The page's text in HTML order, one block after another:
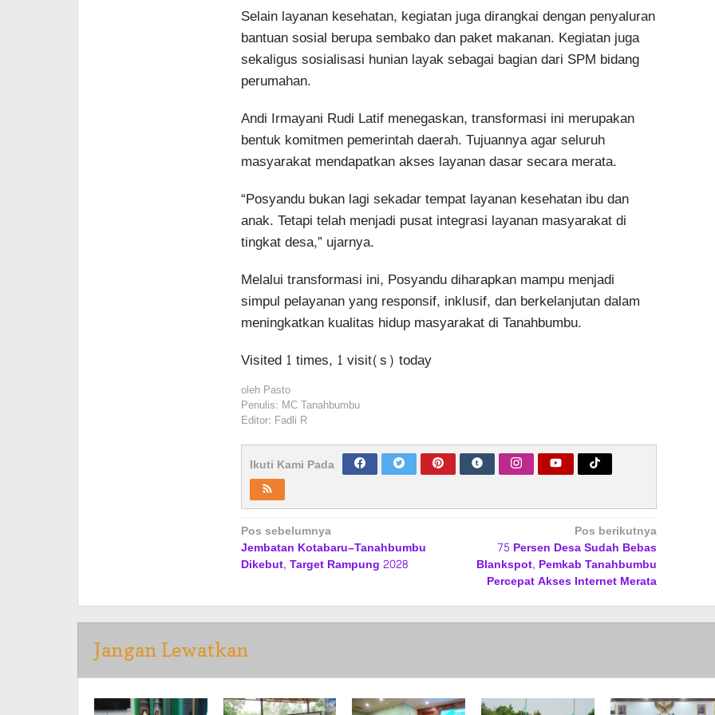
Selain layanan kesehatan, kegiatan juga dirangkai dengan penyaluran
bantuan sosial berupa sembako dan paket makanan. Kegiatan juga
sekaligus sosialisasi hunian layak sebagai bagian dari SPM bidang
perumahan.
Andi Irmayani Rudi Latif menegaskan, transformasi ini merupakan
bentuk komitmen pemerintah daerah. Tujuannya agar seluruh
masyarakat mendapatkan akses layanan dasar secara merata.
“Posyandu bukan lagi sekadar tempat layanan kesehatan ibu dan
anak. Tetapi telah menjadi pusat integrasi layanan masyarakat di
tingkat desa,” ujarnya.
Melalui transformasi ini, Posyandu diharapkan mampu menjadi
simpul pelayanan yang responsif, inklusif, dan berkelanjutan dalam
meningkatkan kualitas hidup masyarakat di Tanahbumbu.
Visited 1 times, 1 visit(s) today
oleh Pasto
Penulis: MC Tanahbumbu
Editor: Fadli R
Ikuti Kami Pada
Navigasi
pos
Pos sebelumnya
Jembatan Kotabaru–Tanahbumbu
Dikebut, Target Rampung 2028
Pos berikutnya
75 Persen Desa Sudah Bebas
Blankspot, Pemkab Tanahbumbu
Percepat Akses Internet Merata
Jangan Lewatkan